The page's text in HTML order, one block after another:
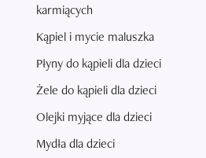
karmiących
Kąpiel i mycie maluszka
Płyny do kąpieli dla dzieci
Żele do kąpieli dla dzieci
Olejki myjące dla dzieci
Mydła dla dzieci